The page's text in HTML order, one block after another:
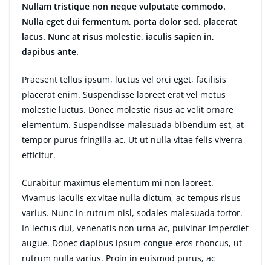
Nullam tristique non neque vulputate commodo.
Nulla eget dui fermentum, porta dolor sed, placerat
lacus. Nunc at risus molestie, iaculis sapien in,
dapibus ante.
Praesent tellus ipsum, luctus vel orci eget, facilisis
placerat enim. Suspendisse laoreet erat vel metus
molestie luctus. Donec molestie risus ac velit ornare
elementum. Suspendisse malesuada bibendum est, at
tempor purus fringilla ac. Ut ut nulla vitae felis viverra
efficitur.
Curabitur maximus elementum mi non laoreet.
Vivamus iaculis ex vitae nulla dictum, ac tempus risus
varius. Nunc in rutrum nisl, sodales malesuada tortor.
In lectus dui, venenatis non urna ac, pulvinar imperdiet
augue. Donec dapibus ipsum congue eros rhoncus, ut
rutrum nulla varius. Proin in euismod purus, ac